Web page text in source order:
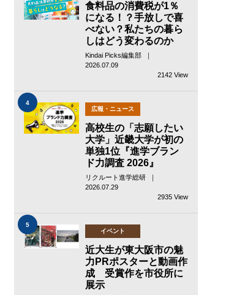
食料品の消費税が1％
になる！？手放しで喜
べない？私たちの暮ら
しはどう変わるのか
Kindai Picks編集部 ｜
2026.07.09
2142 View
4
広報・ニュース
高校生の「志願したい
大学」近畿大学が初の
単独1位『進学ブラン
ド力調査 2026』
リクルート進学総研 ｜
2026.07.29
2935 View
5
イベント
近大生が東大阪市の魅
力PRポスターと動画作
成 受賞作を市役所に
展示